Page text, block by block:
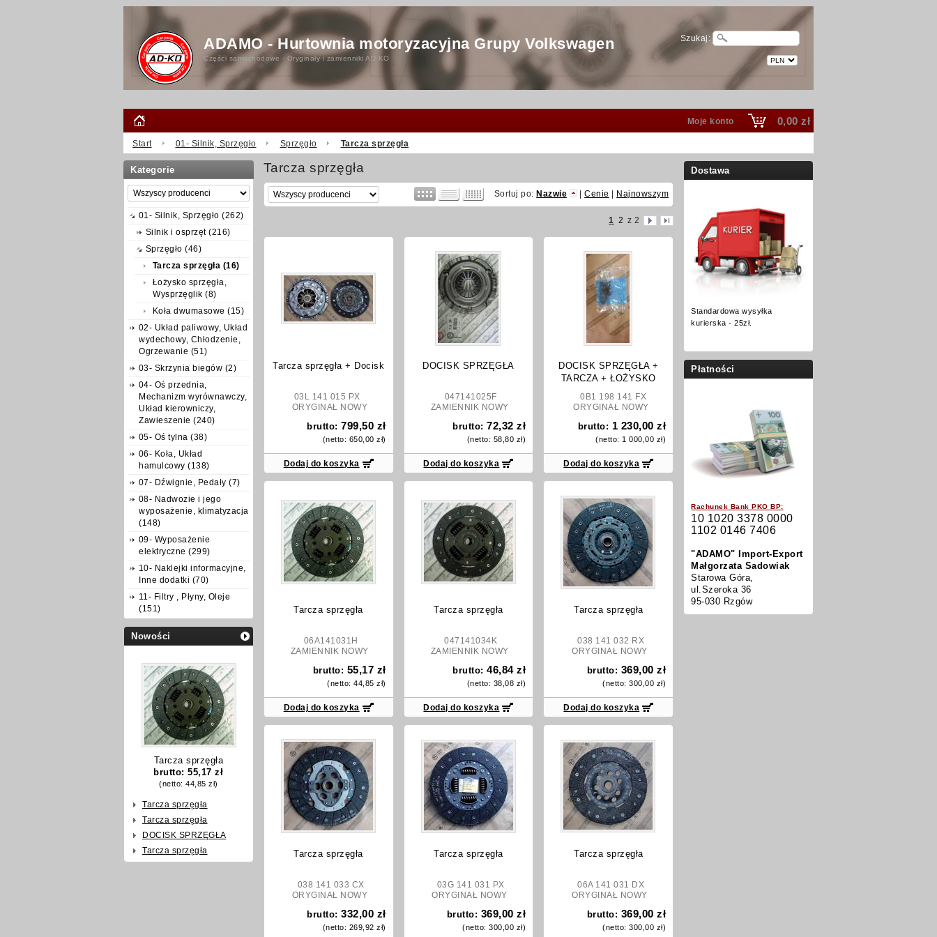
ADAMO - Hurtownia motoryzacyjna Grupy Volkswagen
Części samochodowe - Oryginały i zamienniki AD-KO
Szukaj:
0,00 zł
Moje konto
Start 01- Silnik, Sprzęgło Sprzęgło Tarcza sprzęgła
Kategorie
01- Silnik, Sprzęgło (262)
Silnik i osprzęt (216)
Sprzęgło (46)
Tarcza sprzęgła (16)
Łożysko sprzęgła,
Wysprzęglik (8)
Koła dwumasowe (15)
02- Układ paliwowy, Układ
wydechowy, Chłodzenie,
Ogrzewanie (51)
03- Skrzynia biegów (2)
04- Oś przednia,
Mechanizm wyrównawczy,
Układ kierowniczy,
Zawieszenie (240)
05- Oś tylna (38)
06- Koła, Układ
hamulcowy (138)
07- Dźwignie, Pedały (7)
08- Nadwozie i jego
wyposażenie, klimatyzacja
(148)
09- Wyposażenie
elektryczne (299)
10- Naklejki informacyjne,
Inne dodatki (70)
11- Filtry , Płyny, Oleje
(151)
Nowości
Tarcza sprzęgła
brutto:55,17 zł
(netto:44,85 zł)
Tarcza sprzęgła
Tarcza sprzęgła
DOCISK SPRZĘGŁA
Tarcza sprzęgła
Tarcza sprzęgła
Sortuj po: Nazwie Cenie Najnowszym
1 2 z 2
Tarcza sprzęgła + Docisk
03L 141 015 PX
ORYGINAŁ NOWY
brutto:799,50 zł
(netto: 650,00 zł)
Dodaj do koszyka
DOCISK SPRZĘGŁA
047141025F
ZAMIENNIK NOWY
brutto:72,32 zł
(netto: 58,80 zł)
Dodaj do koszyka
DOCISK SPRZĘGŁA +
TARCZA + ŁOŻYSKO
0B1 198 141 FX
ORYGINAŁ NOWY
brutto: 1 230,00 zł
(netto: 1 000,00 zł)
Dodaj do koszyka
Tarcza sprzęgła
06A141031H
ZAMIENNIK NOWY
brutto: 55,17 zł
(netto:44,85 zł)
Dodaj do koszyka
Tarcza sprzęgła
047141034K
ZAMIENNIK NOWY
brutto:46,84 zł
(netto: 38,08 zł)
Dodaj do koszyka
Tarcza sprzęgła
038 141 032 RX
ORYGINAŁ NOWY
brutto: 369,00 zł
(netto:300,00 zł)
Dodaj do koszyka
Tarcza sprzęgła
038 141 033 CX
ORYGINAŁ NOWY
brutto:332,00 zł
(netto: 269,92 zł)
Tarcza sprzęgła
03G 141 031 PX
ORYGINAŁ NOWY
brutto: 369,00 zł
(netto:300,00 zł)
Tarcza sprzęgła
06A 141 031 DX
ORYGINAŁ NOWY
brutto: 369,00 zł
(netto:300,00 zł)
Dostawa
Standardowa wysyłka
kurierska - 25zł.
Płatności
Rachunek Bank PKO BP:
10 1020 3378 0000
1102 0146 7406
"ADAMO" Import-Export
Małgorzata Sadowiak
Starowa Góra,
ul.Szeroka 36
95-030 Rzgów